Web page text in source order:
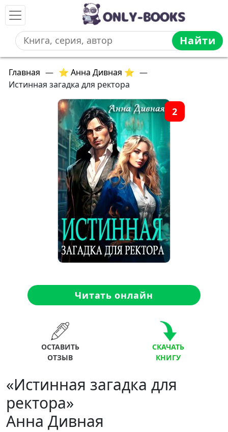
Найти
Главная — ⭐ Анна Дивная ⭐ —
Истинная загадка для ректора
2
Читать онлайн
ОСТАВИТЬ
ОТЗЫВ
СКАЧАТЬ
КНИГУ
«Истинная загадка для
ректора»
Анна Дивная